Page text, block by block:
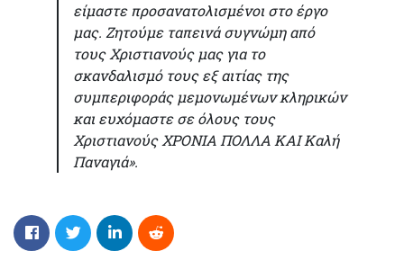
είμαστε προσανατολισμένοι στο έργο
μας. Ζητούμε ταπεινά συγνώμη από
τους Χριστιανούς μας για το
σκανδαλισμό τους εξ αιτίας της
συμπεριφοράς μεμονωμένων κληρικών
και ευχόμαστε σε όλους τους
Χριστιανούς ΧΡΟΝΙΑ ΠΟΛΛΑ ΚΑΙ Καλή
Παναγιά».